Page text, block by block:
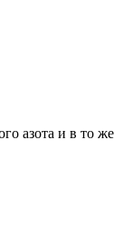
азота и в то